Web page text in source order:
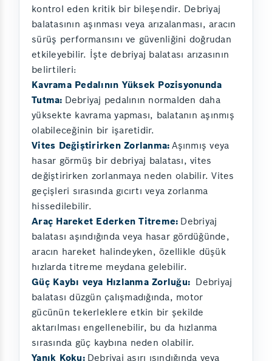
kontrol eden kritik bir bileşendir. Debriyaj
balatasının aşınması veya arızalanması, aracın
sürüş performansını ve güvenliğini doğrudan
etkileyebilir. İşte debriyaj balatası arızasının
belirtileri:
Kavrama Pedalının Yüksek Pozisyonunda
Tutma: Debriyaj pedalının normalden daha
yüksekte kavrama yapması, balatanın aşınmış
olabileceğinin bir işaretidir.
Vites Değiştirirken Zorlanma: Aşınmış veya
hasar görmüş bir debriyaj balatası, vites
değiştirirken zorlanmaya neden olabilir. Vites
geçişleri sırasında gıcırtı veya zorlanma
hissedilebilir.
Araç Hareket Ederken Titreme: Debriyaj
balatası aşındığında veya hasar gördüğünde,
aracın hareket halindeyken, özellikle düşük
hızlarda titreme meydana gelebilir.
Güç Kaybı veya Hızlanma Zorluğu: Debriyaj
balatası düzgün çalışmadığında, motor
gücünün tekerleklere etkin bir şekilde
aktarılması engellenebilir, bu da hızlanma
sırasında güç kaybına neden olabilir.
Yanık Koku: Debriyaj aşırı ısındığında veya